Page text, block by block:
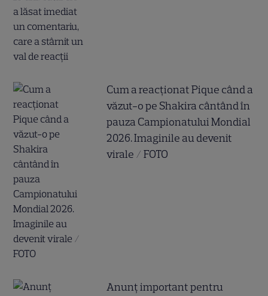
Cum a reacționat Pique când a
văzut-o pe Shakira cântând în
pauza Campionatului Mondial
2026. Imaginile au devenit
virale / FOTO
Anunț important pentru